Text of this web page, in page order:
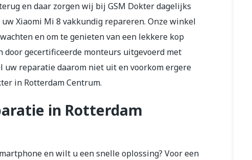
en daar zorgen wij bij GSM Dokter dagelijks
Xiaomi Mi 8 vakkundig repareren. Onze winkel
en om te genieten van een lekkere kop
gecertificeerde monteurs uitgevoerd met
uw reparatie daarom niet uit en voorkom ergere
in Rotterdam Centrum.
in Rotterdam
en wilt u een snelle oplossing? Voor een